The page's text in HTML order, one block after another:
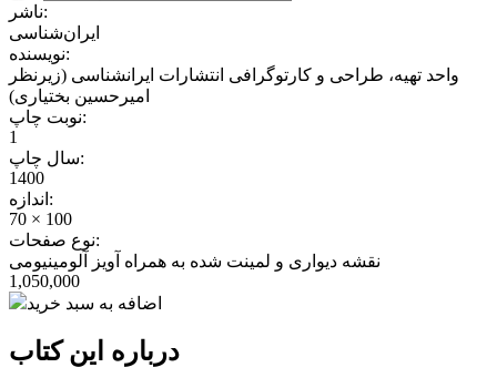
ناشر:
ایران‌شناسی
نویسنده:
واحد تهیه، طراحی و کارتوگرافی انتشارات ایرانشناسی (زیرنظر
امیرحسین بختیاری)
نوبت چاپ:
1
سال چاپ:
1400
اندازه:
70 × 100
نوع صفحات:
نقشه دیواری و لمینت شده به همراه آویز آلومینیومی
1,050,000
اضافه به سبد خرید
درباره این کتاب